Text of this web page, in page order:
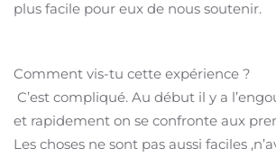
plus facile pour eux de nous soutenir.
Comment vis-tu cette expérience ?
C’est compliqué. Au début il y a
et rapidement on se confronte aux
Les choses ne sont pas aussi faciles